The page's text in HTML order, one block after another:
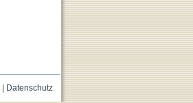
| Datenschutz